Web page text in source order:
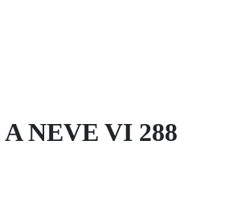
NEVE VI 288